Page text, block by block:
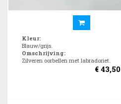
Kleur:
Blauw/grijs.
Omschrijving:
Zilveren oorbellen met labradoriet.
€ 43,50